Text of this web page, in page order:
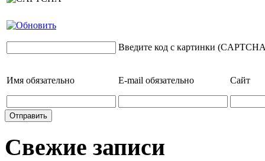
Введите код с картинки
Имя обязательно E-mail обязательно Сайт
Свежие записи